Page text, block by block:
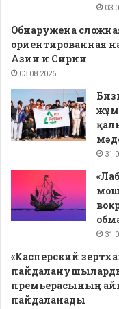
Обнаружена
ориентированная
Азии и Сирии
03.08.2026
«Касперский
премьерасының
пайдаланады